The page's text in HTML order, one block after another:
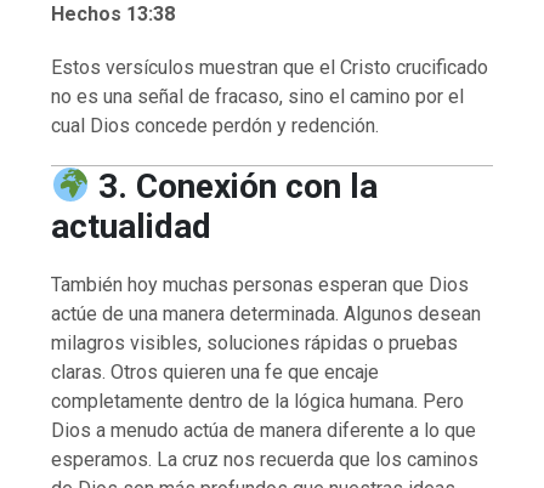
Hechos 13:38
Estos versículos muestran que el Cristo crucificado
no es una señal de fracaso, sino el camino por el
cual Dios concede perdón y redención.
3. Conexión con la
actualidad
También hoy muchas personas esperan que Dios
actúe de una manera determinada. Algunos desean
milagros visibles, soluciones rápidas o pruebas
claras. Otros quieren una fe que encaje
completamente dentro de la lógica humana. Pero
Dios a menudo actúa de manera diferente a lo que
esperamos. La cruz nos recuerda que los caminos